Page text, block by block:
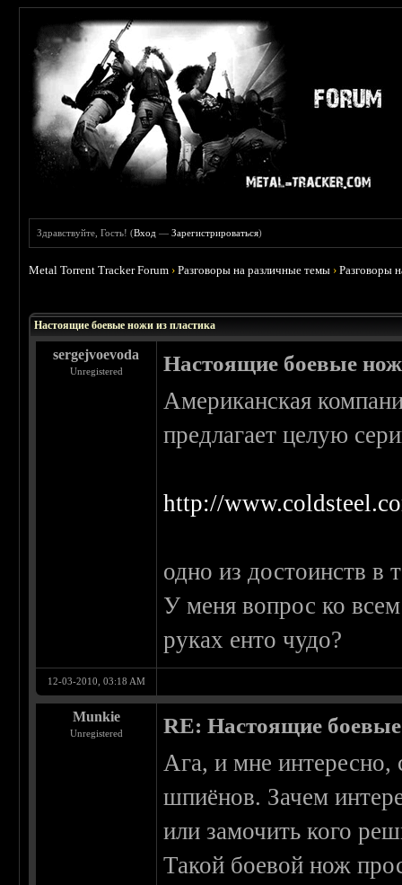
Здравствуйте, Гость! (Вход —Зарегистрироваться)
Metal Torrent Tracker Forum ›Разговоры на различные темы ›Разговоры
Настоящие боевые ножи из пластика
sergejvoevoda
Unregistered Настоящие боевые
Американская
предлагает целую
http://
одно из достоинств в
У меня вопрос ко
руках енто чудо?
12-03-2010, 03:18 AM
Munkie
Unregistered RE: Настоящие
Ага, и мне интересно,
шпиёнов. Зачем
или замочить кого
Такой боевой нож